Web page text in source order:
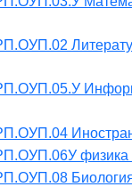
физика
Биология